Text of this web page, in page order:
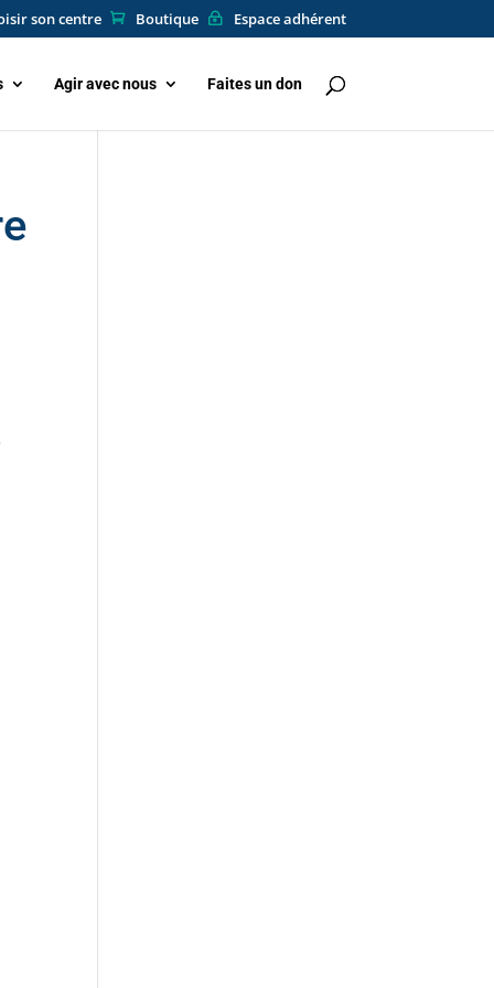
son centre Boutique Espace adhérent
Agir avec nous Faites un don